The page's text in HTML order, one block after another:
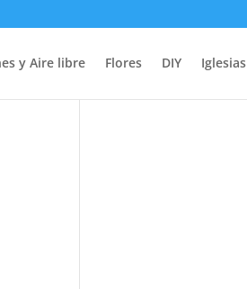
y Aire libre Flores DIY Iglesias